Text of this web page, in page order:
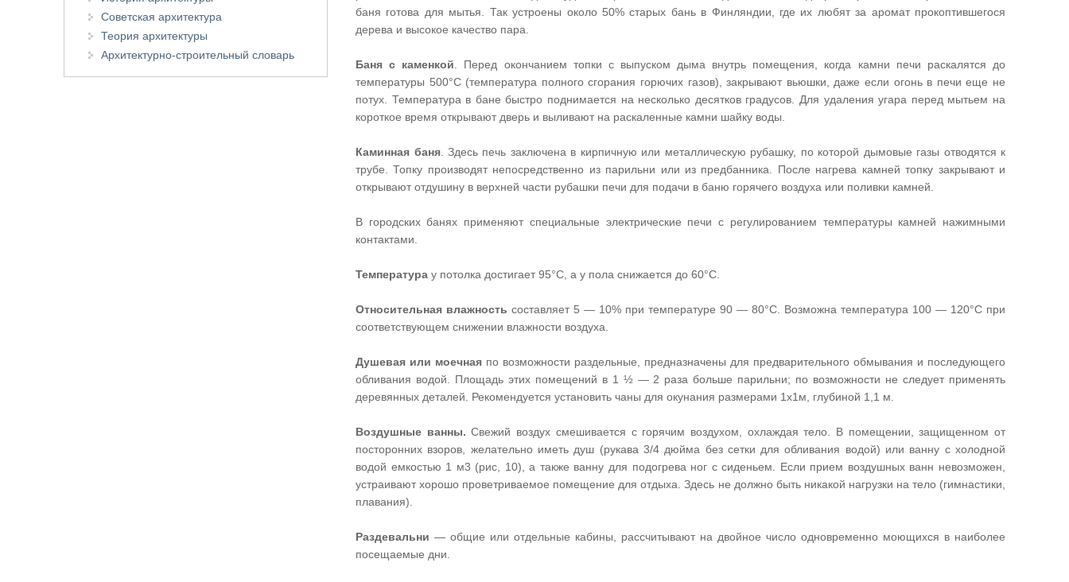
баня готова для мытья. Так устроены около 50% старых бань в Финляндии, где их любят за аромат прокоптившегося
дерева и высокое качество пара.
Баня с каменкой . Перед окончанием топки с выпуском дыма внутрь помещения, когда камни печи раскалятся до
температуры 500°С (температура полного сгорания горючих газов), закрывают вьюшки, даже если огонь в печи еще не
потух. Температура в бане быстро поднимается на несколько десятков градусов. Для удаления угара перед мытьем на
короткое время открывают дверь и выливают на раскаленные камни шайку воды.
Каминная баня. Здесь печь заключена в кирпичную или металлическую рубашку, по которой дымовые газы отводятся к
трубе. Топку производят непосредственно из парильни или из предбанника. После нагрева камней топку закрывают и
открывают отдушину в верхней части рубашки печи для подачи в баню горячего воздуха или поливки камней.
В городских банях применяют специальные электрические печи с регулированием температуры камней нажимными
контактами.
Температура у потолка достигает 95°С, а у пола снижается до 60°С.
Относительная влажность составляет 5 — 10% при температуре 90 — 80°С. Возможна температура 100 — 120°С при
соответствующем снижении влажности воздуха.
Душевая или моечная по возможности раздельные, предназначены для предварительного обмывания и последующего
обливания водой. Площадь этих помещений в 1 ½ — 2 раза больше парильни; по возможности не следует применять
деревянных деталей. Рекомендуется установить чаны для окунания размерами 1x1м, глубиной 1,1 м.
Воздушные ванны. Свежий воздух смешивается с горячим воздухом, охлаждая тело. В помещении, защищенном от
посторонних взоров, желательно иметь душ (рукава 3/4 дюйма без сетки для обливания водой) или ванну с холодной
водой емкостью 1 м3 (рис, 10), а также ванну для подогрева ног с сиденьем. Если прием воздушных ванн невозможен,
устраивают хорошо проветриваемое помещение для отдыха. Здесь не должно быть никакой нагрузки на тело (гимнастики,
плавания).
Раздевальни — общие или отдельные кабины, рассчитывают на двойное число одновременно моющихся в наиболее
посещаемые дни.
Советская архитектура
Теория архитектуры
Архитектурно-строительный словарь